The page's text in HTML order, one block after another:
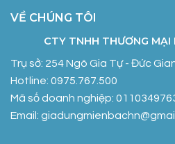
VỀ CHÚNG TÔI
CTY TNHH THƯƠNG MẠI
Trụ sở: 254 Ngô Gia Tự - Đức
Hotline: 0975.767.500
Mã số doanh nghiệp:
Email: